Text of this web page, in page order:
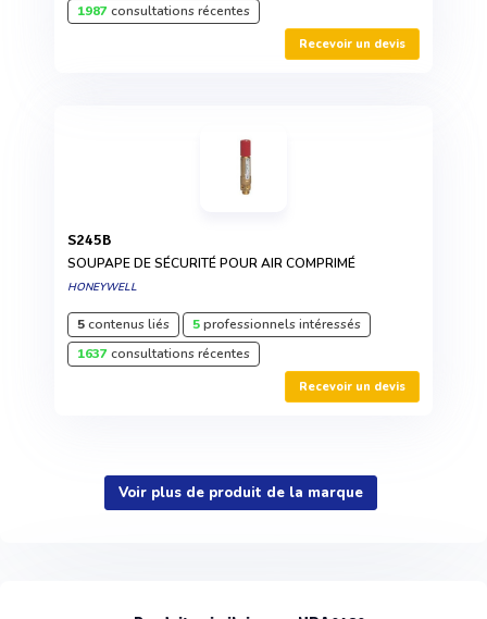
1987consultations récentes
Recevoir un devis
S245B
SOUPAPE DE SÉCURITÉ POUR AIR COMPRIMÉ
HONEYWELL
5contenus liés 5professionnels intéressés
1637consultations récentes
Recevoir un devis
Voir plus de produit de la marque